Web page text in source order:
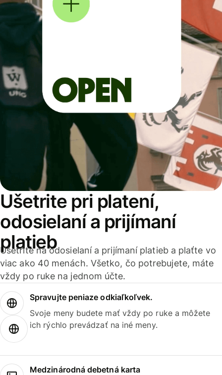
Ušetrite pri platení,
odosielaní a prijímaní
platieb
Ušetrite na odosielaní a prijímaní platieb a plaťte vo
viac ako 40 menách. Všetko, čo potrebujete, máte
vždy po ruke na jednom účte.
Spravujte peniaze odkiaľkoľvek.
Svoje meny budete mať vždy po ruke a môžete
ich rýchlo prevádzať na iné meny.
Medzinárodná debetná karta